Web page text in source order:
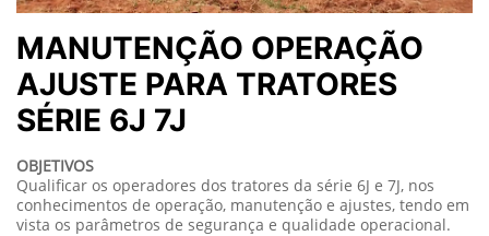
MANUTENÇÃO OPERAÇÃO
AJUSTE PARA TRATORES
SÉRIE 6J 7J
OBJETIVOS
Qualificar os operadores dos tratores da série 6J e 7J, nos
conhecimentos de operação, manutenção e ajustes, tendo em
vista os parâmetros de segurança e qualidade operacional.